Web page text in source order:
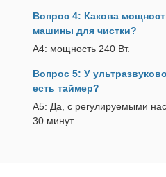
Вопрос 4: Какова
машины для чистки?
А4: мощность 240 Вт.
Вопрос 5: У
есть таймер?
A5: Да, с регулируемыми
30 минут.